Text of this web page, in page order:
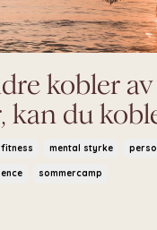
kobler
kan du
mental styrke
sommercamp